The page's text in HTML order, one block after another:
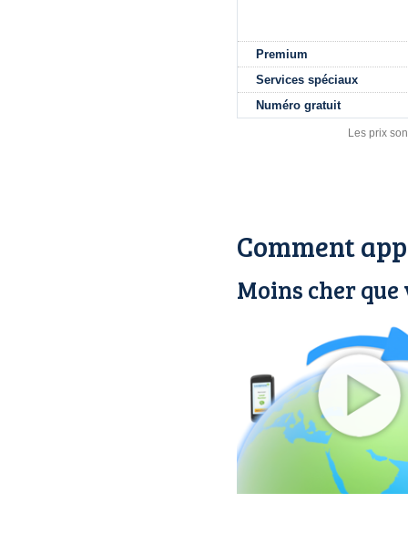
Premium
Services spéciaux
Numéro gratuit
Les prix
Comment
Moins cher